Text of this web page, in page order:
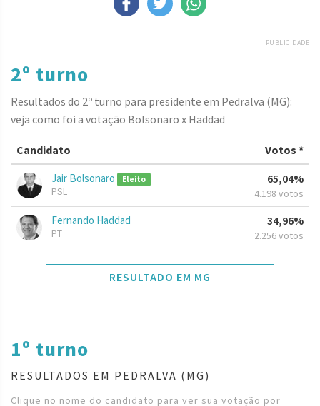
PUBLICIDADE
2º turno
Resultados do 2º turno para presidente em Pedralva (MG):
veja como foi a votação Bolsonaro x Haddad
Candidato Votos *
Jair Bolsonaro Eleito
PSL
65,04%
4.198 votos
Fernando Haddad
PT
34,96%
2.256 votos
RESULTADO EM MG
1º turno
RESULTADOS EM PEDRALVA (MG)
Clique no nome do candidato para ver sua votação por